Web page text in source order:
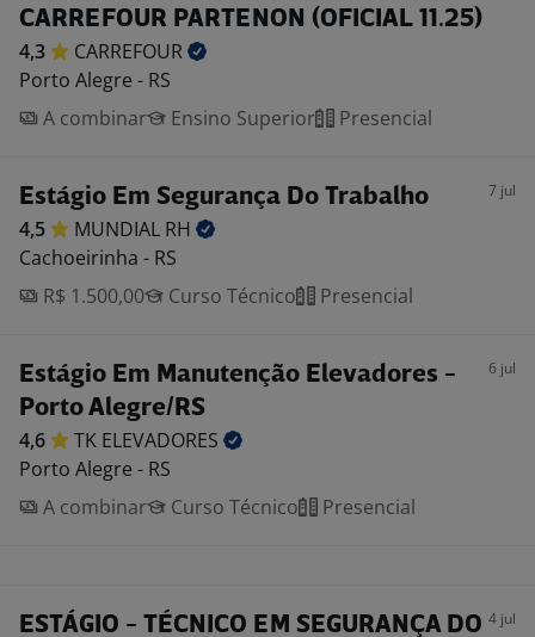
CARREFOUR PARTENON (OFICIAL 11.25)
4,3
CARREFOUR
Porto Alegre - RS
A combinar
Ensino Superior Presencial
Estágio Em Segurança Do Trabalho 7 jul
4,5 MUNDIAL RH
Cachoeirinha - RS
R$ 1.500,00
Curso Técnico Presencial
Estágio Em Manutenção Elevadores -
Porto Alegre/RS
6 jul
4,6 TK ELEVADORES
Porto Alegre - RS
A combinar
Curso Técnico Presencial
ESTÁGIO - TÉCNICO EM SEGURANÇA DO 4 jul